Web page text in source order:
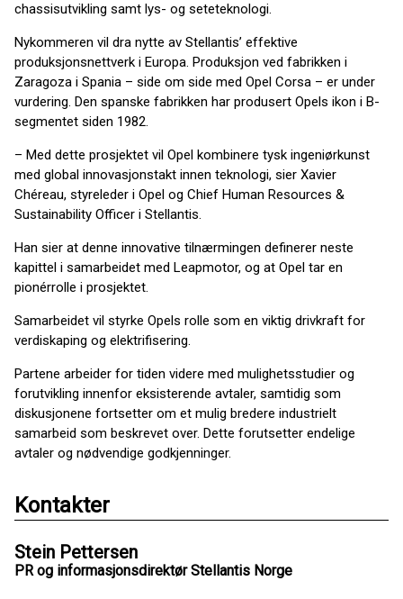
chassisutvikling samt lys- og seteteknologi.
Nykommeren vil dra nytte av Stellantis’ effektive
produksjonsnettverk i Europa. Produksjon ved fabrikken i
Zaragoza i Spania – side om side med Opel Corsa – er under
vurdering. Den spanske fabrikken har produsert Opels ikon i B-
segmentet siden 1982.
– Med dette prosjektet vil Opel kombinere tysk ingeniørkunst
med global innovasjonstakt innen teknologi, sier Xavier
Chéreau, styreleder i Opel og Chief Human Resources &
Sustainability Officer i Stellantis.
Han sier at denne innovative tilnærmingen definerer neste
kapittel i samarbeidet med Leapmotor, og at Opel tar en
pionérrolle i prosjektet.
Samarbeidet vil styrke Opels rolle som en viktig drivkraft for
verdiskaping og elektrifisering.
Partene arbeider for tiden videre med mulighetsstudier og
forutvikling innenfor eksisterende avtaler, samtidig som
diskusjonene fortsetter om et mulig bredere industrielt
samarbeid som beskrevet over. Dette forutsetter endelige
avtaler og nødvendige godkjenninger.
Kontakter
Stein Pettersen
PR og informasjonsdirektør Stellantis Norge